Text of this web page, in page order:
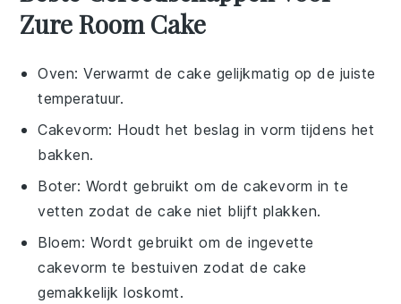
Zure Room Cake
Oven: Verwarmt de cake gelijkmatig op de juiste
temperatuur.
Cakevorm: Houdt het beslag in vorm tijdens het
bakken.
Boter: Wordt gebruikt om de cakevorm in te
vetten zodat de cake niet blijft plakken.
Bloem: Wordt gebruikt om de ingevette
cakevorm te bestuiven zodat de cake
gemakkelijk loskomt.